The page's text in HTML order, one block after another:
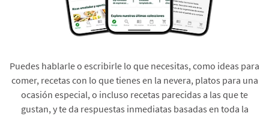
Puedes hablarle o escribirle lo que necesitas, como ideas para
comer, recetas con lo que tienes en la nevera, platos para una
ocasión especial, o incluso recetas parecidas a las que te
gustan, y te da respuestas inmediatas basadas en toda la